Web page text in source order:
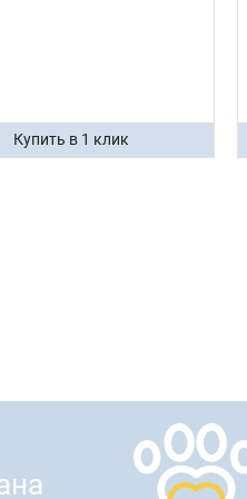
Купить в 1 клик